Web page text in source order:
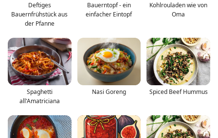
Deftiges
Bauernfrühstück aus
der Pfanne
Bauerntopf - ein
einfacher Eintopf
Kohlrouladen wie von
Oma
Spaghetti
all'Amatriciana
Nasi Goreng Spiced Beef Hummus